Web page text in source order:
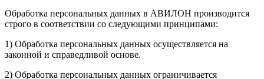
Обработка персональных данных в АВИЛОН производится
строго в соответствии со следующими принципами:
1) Обработка персональных данных осуществляется на
законной и справедливой основе.
2) Обработка персональных данных ограничивается